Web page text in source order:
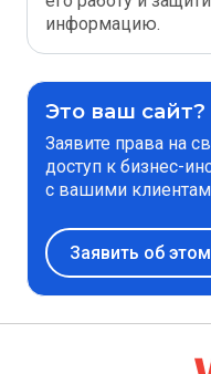
информацию.
Это ваш сайт?
Заявите права на
доступ к бизнес-
с вашими
Заявить об